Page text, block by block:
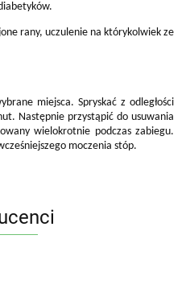
rany, uczulenie na którykolwiek ze
miejsca. Spryskać z odległości
Następnie przystąpić do usuwania
wielokrotnie podczas zabiegu.
moczenia stóp.